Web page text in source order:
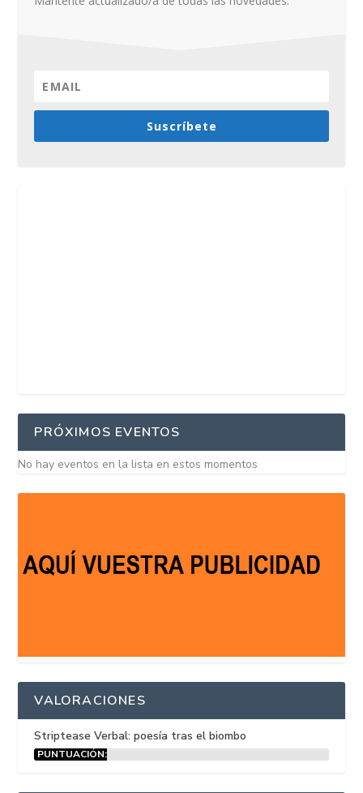
Suscríbete
PRÓXIMOS EVENTOS
No hay eventos en la lista en estos momentos
VALORACIONES
Striptease Verbal: poesía tras el biombo
PUNTUACIÓN: